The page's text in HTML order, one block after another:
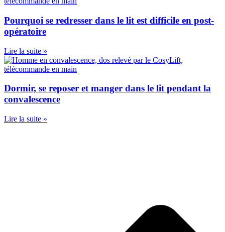
Pourquoi se redresser dans le lit est difficile en post-
opératoire
Lire la suite »
Dormir, se reposer et manger dans le lit pendant la
convalescence
Lire la suite »